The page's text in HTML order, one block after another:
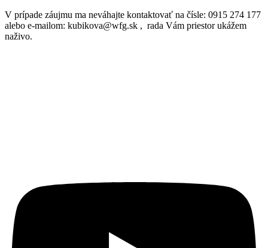
V prípade záujmu ma neváhajte kontaktovať na čísle: 0915 274 177
alebo e-mailom: kubikova@wfg.sk , rada Vám priestor ukážem
naživo.